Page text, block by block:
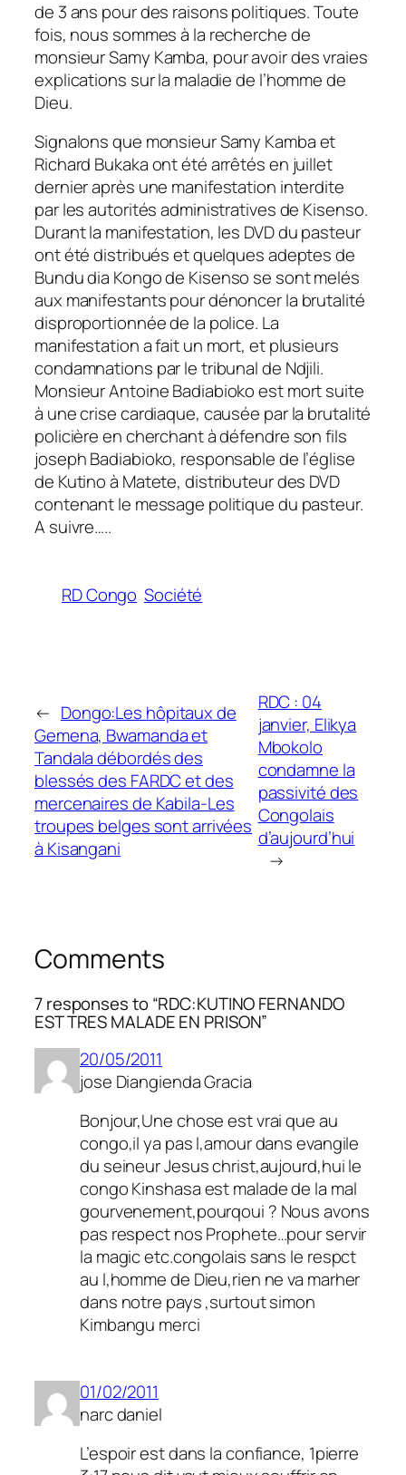
de 3 ans pour des raisons politiques. Toute
fois, nous sommes à la recherche de
monsieur Samy Kamba, pour avoir des vraies
explications sur la maladie de l’homme de
Dieu.
Signalons que monsieur Samy Kamba et
Richard Bukaka ont été arrêtés en juillet
dernier après une manifestation interdite
par les autorités administratives de Kisenso.
Durant la manifestation, les DVD du pasteur
ont été distribués et quelques adeptes de
Bundu dia Kongo de Kisenso se sont melés
aux manifestants pour dénoncer la brutalité
disproportionnée de la police. La
manifestation a fait un mort, et plusieurs
condamnations par le tribunal de Ndjili.
Monsieur Antoine Badiabioko est mort suite
à une crise cardiaque, causée par la brutalité
policière en cherchant à défendre son fils
joseph Badiabioko, responsable de l’église
de Kutino à Matete, distributeur des DVD
contenant le message politique du pasteur.
A suivre…..
RD Congo Société
← Dongo:Les hôpitaux de
Gemena, Bwamanda et
Tandala débordés des
blessés des FARDC et des
mercenaires de Kabila-Les
troupes belges sont arrivées
à Kisangani
RDC : 04
janvier, Elikya
Mbokolo
condamne la
passivité des
Congolais
d’aujourd’hui
→
Comments
7 responses to “RDC:KUTINO FERNANDO
EST TRES MALADE EN PRISON”
20/05/2011
jose Diangienda Gracia
Bonjour,Une chose est vrai que au
congo,il ya pas l,amour dans evangile
du seineur Jesus christ,aujourd,hui le
congo Kinshasa est malade de la mal
gourvenement,pourqoui ? Nous avons
pas respect nos Prophete…pour servir
la magic etc.congolais sans le respct
au l,homme de Dieu,rien ne va marher
dans notre pays ,surtout simon
Kimbangu merci
01/02/2011
narc daniel
L’espoir est dans la confiance, 1pierre